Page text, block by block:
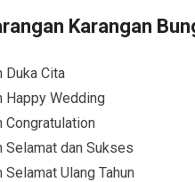
Karangan
Duka Cita
Happy Wedding
Congratulation
Selamat dan Sukses
Selamat Ulang Tahun